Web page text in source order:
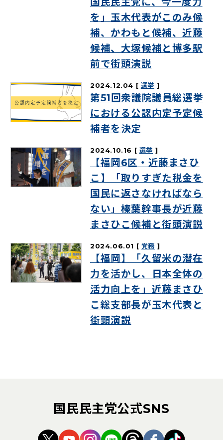
を」玉木代表がこのみ候
補、かわもと候補、近藤
候補、大塚候補と博多駅
前で街頭演説
2024.12.04 選挙
第51回衆議院議員総選挙
における公認内定予定候
補者を決定
2024.10.16 選挙
【福岡6区・近藤まさひ
こ】「取りすぎた税金を
国民に返さなければなら
ない」榛葉幹事長が近藤
まさひこ候補と街頭演説
2024.06.01 党務
【福岡】「久留米の潜在
力を活かし、日本全体の
活力向上を」近藤まさひ
こ総支部長が玉木代表と
街頭演説
国民民主党公式SNS
（新しいタブで開く）
（新しいタブで開く）
（新しいタブで開く）
（新しいタブで開く）
（新しいタブで開
（新しいタブ
（新しい